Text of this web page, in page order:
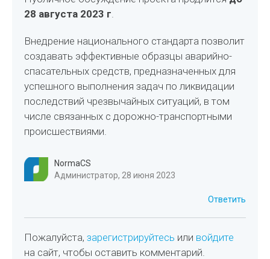
28 августа 2023 г.
Внедрение национального стандарта позволит
создавать эффективные образцы аварийно-
спасательных средств, предназначенных для
успешного выполнения задач по ликвидации
последствий чрезвычайных ситуаций, в том
числе связанных с дорожно-транспортными
происшествиями.
NormaCS
Администратор, 28 июня 2023
Ответить
Пожалуйста,зарегистрируйтесь или войдите
на сайт, чтобы оставить комментарий.